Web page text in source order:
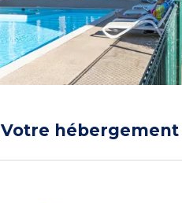
Votre hébergement